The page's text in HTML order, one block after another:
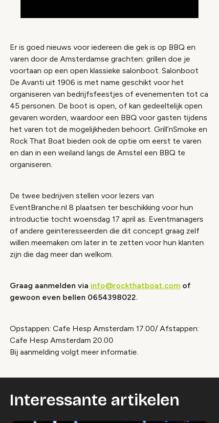
Er is goed nieuws voor iedereen die gek is op BBQ en
varen door de Amsterdamse grachten: grillen doe je
voortaan op een open klassieke salonboot. Salonboot
De Avanti uit 1906 is met name geschikt voor het
organiseren van bedrijfsfeestjes of evenementen tot ca
45 personen. De boot is open, of kan gedeeltelijk open
gevaren worden, waardoor een BBQ voor gasten tijdens
het varen tot de mogelijkheden behoort. Grill’nSmoke en
Rock That Boat bieden ook de optie om eerst te varen
en dan in een weiland langs de Amstel een BBQ te
organiseren.
De twee bedrijven stellen voor lezers van
EventBranche.nl 8 plaatsen ter beschikking voor hun
introductie tocht woensdag 17 april as. Eventmanagers
of andere geinteresseerden die dit concept graag zelf
willen meemaken om later in te zetten voor hun klanten
zijn die dag meer dan welkom.
Graag aanmelden via info@rockthatboat.com of
gewoon even bellen 0654398022.
Opstappen: Cafe Hesp Amsterdam 17.00/ Afstappen:
Cafe Hesp Amsterdam 20.00
Bij aanmelding volgt meer informatie.
Interessante artikelen